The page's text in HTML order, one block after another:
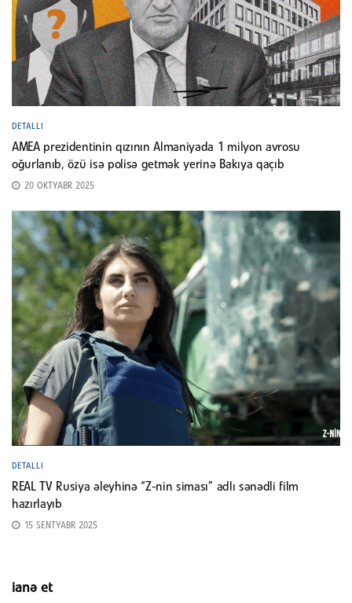
DETALLI
AMEA prezidentinin qızının Almaniyada 1 milyon avrosu
oğurlanıb, özü isə polisə getmək yerinə Bakıya qaçıb
20 OKTYABR 2025
DETALLI
REAL TV Rusiya əleyhinə “Z-nin siması” adlı sənədli film
hazırlayıb
15 SENTYABR 2025
ianə et